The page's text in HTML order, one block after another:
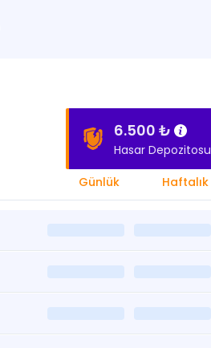
6.500 ₺
Hasar Depozitosu
Günlük Haftalık